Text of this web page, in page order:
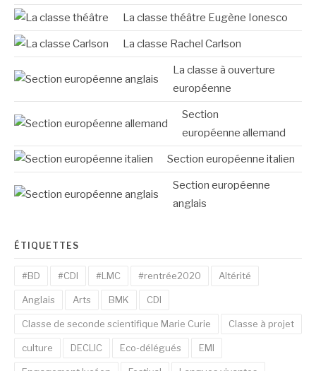
La classe théâtre Eugène Ionesco
La classe Rachel Carlson
La classe à ouverture
européenne
Section
européenne allemand
Section européenne italien
Section européenne
anglais
ÉTIQUETTES
#BD #CDI #LMC #rentrée2020 Altérité
Anglais Arts BMK CDI
Classe de seconde scientifique Marie Curie Classe à projet
culture DECLIC Eco-délégués EMI